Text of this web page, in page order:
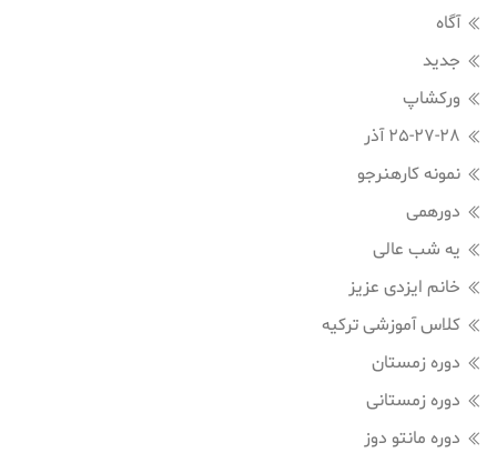
آگاه
جدید
ورکشاپ
25-27-28 آذر
نمونه کارهنرجو
دورهمی
یه شب عالی
خانم ایزدی عزیز
کلاس آموزشی ترکیه
دوره زمستان
دوره زمستانی
دوره مانتو دوز